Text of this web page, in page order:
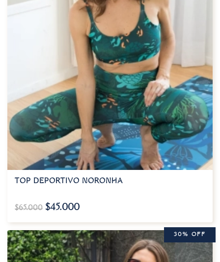
TOP DEPORTIVO NORONHA
$65.000 $45.000
30% OFF